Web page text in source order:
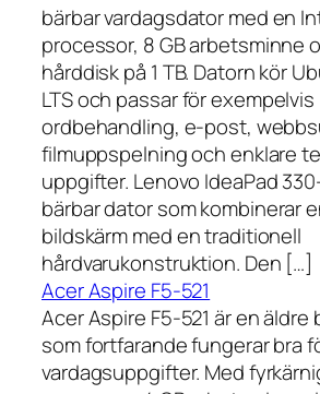
bärbar vardagsdator med en
processor, 8 GB arbetsminne
hårddisk på 1 TB. Datorn kör
LTS och passar för exempelvis
ordbehandling, e-post,
filmuppspelning och enklare
uppgifter. Lenovo IdeaPad
bärbar dator som kombinerar
bildskärm med en traditionell
hårdvarukonstruktion. Den […]
Acer Aspire F5-521
Acer Aspire F5-521 är en äldre
som fortfarande fungerar bra
vardagsuppgifter. Med